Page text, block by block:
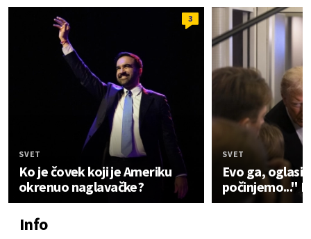
3
SVET
Ko je čovek koji je Ameriku
okrenuo naglavačke?
SVET
Evo ga,
počinjemo..."
Info